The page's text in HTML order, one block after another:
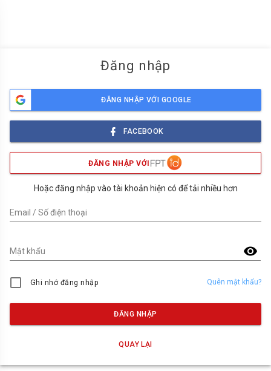
Đăng nhập
ĐĂNG NHẬP VỚI GOOGLE
FACEBOOK
ĐĂNG NHẬP VỚI
Hoặc đăng nhập vào tài khoản hiện có để tải nhiều hơn
Email / Số điện thoại
visibility
Mật khẩu
Ghi nhớ đăng nhập Quên mật khẩu?
ĐĂNG NHẬP
QUAY LẠI